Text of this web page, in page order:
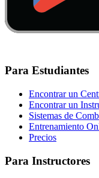
Para Estudiantes
Encontrar un
Encontrar un
Sistemas de
Entrenamiento
Precios
Para Instructores